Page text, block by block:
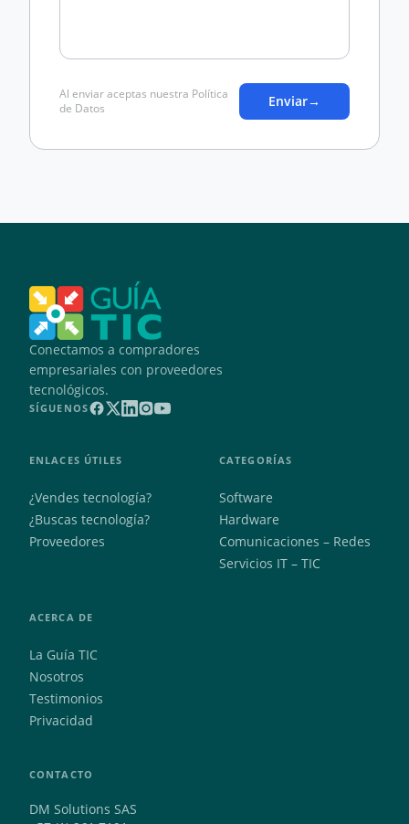
Al enviar aceptas nuestra Política
de Datos
Enviar→
Conectamos a compradores
empresariales con proveedores
tecnológicos.
SÍGUENOS
ENLACES ÚTILES
¿Vendes tecnología?
¿Buscas tecnología?
Proveedores
CATEGORÍAS
Software
Hardware
Comunicaciones – Redes
Servicios IT – TIC
ACERCA DE
La Guía TIC
Nosotros
Testimonios
Privacidad
CONTACTO
DM Solutions SAS